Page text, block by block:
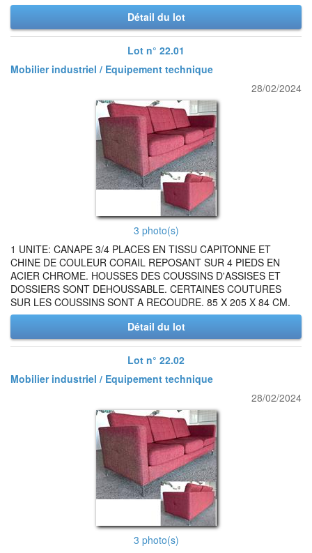
Détail du lot
Lot n° 22.01
Mobilier industriel / Equipement technique
28/02/2024
3 photo(s)
1 UNITE: CANAPE 3/4 PLACES EN TISSU CAPITONNE ET
CHINE DE COULEUR CORAIL REPOSANT SUR 4 PIEDS EN
ACIER CHROME. HOUSSES DES COUSSINS D'ASSISES ET
DOSSIERS SONT DEHOUSSABLE. CERTAINES COUTURES
SUR LES COUSSINS SONT A RECOUDRE. 85 X 205 X 84 CM.
Détail du lot
Lot n° 22.02
Mobilier industriel / Equipement technique
28/02/2024
3 photo(s)